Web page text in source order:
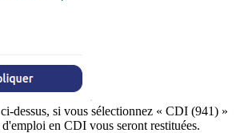
dessus, si vous sélectionnez « CDI (941) »
d'emploi en CDI vous seront restituées.